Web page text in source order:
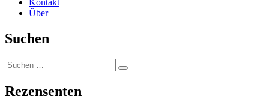
Kontakt
Über
Suchen
Suchen
nach:
Suchen
Rezensenten